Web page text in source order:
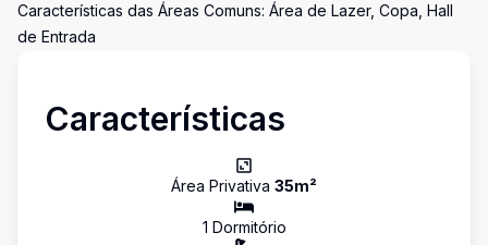
Características das Áreas Comuns: Área de Lazer, Copa, Hall
de Entrada
Características
Área Privativa 35m²
1 Dormitório